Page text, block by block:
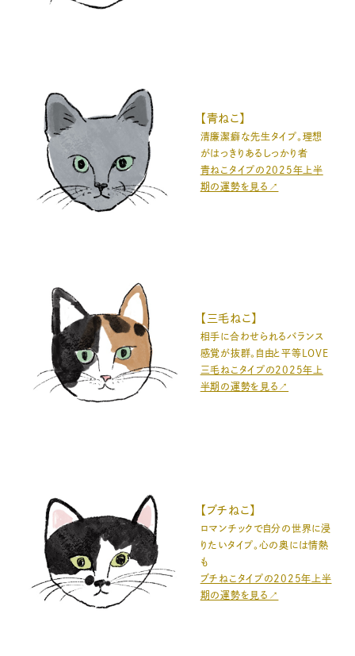
【青ねこ】
清廉潔癖な先生タイプ。理想
がはっきりあるしっかり者
青ねこタイプの2025年上半
期の運勢を見る↗️
【三毛ねこ】
相手に合わせられるバランス
感覚が抜群。自由と平等LOVE
三毛ねこタイプの2025年上
半期の運勢を見る↗️
【ブチねこ】
ロマンチックで自分の世界に浸
りたいタイプ。心の奥には情熱
も
ブチねこタイプの2025年上半
期の運勢を見る↗️